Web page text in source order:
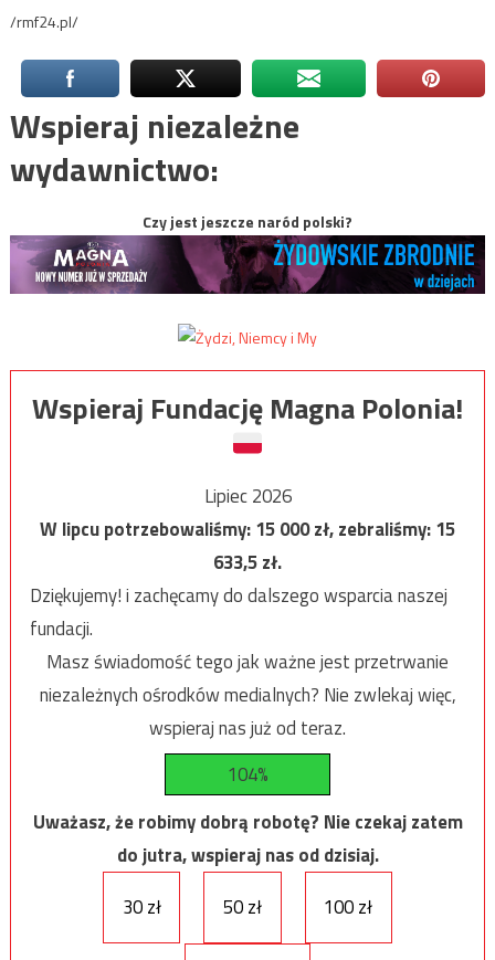
/rmf24.pl/
Wspieraj niezależne
wydawnictwo:
Czy jest jeszcze naród polski?
Wspieraj Fundację Magna Polonia!
Lipiec 2026
W lipcu potrzebowaliśmy:15 000zł, zebraliśmy:15
633,5zł.
Dziękujemy! i zachęcamy do dalszego wsparcia naszej
fundacji.
Masz świadomość tego jak ważne jest przetrwanie
niezależnych ośrodków medialnych? Nie zwlekaj więc,
wspieraj nas już od teraz.
104%
Uważasz, że robimy dobrą robotę? Nie czekaj zatem
do jutra, wspieraj nas od dzisiaj.
30 zł
50 zł 100 zł